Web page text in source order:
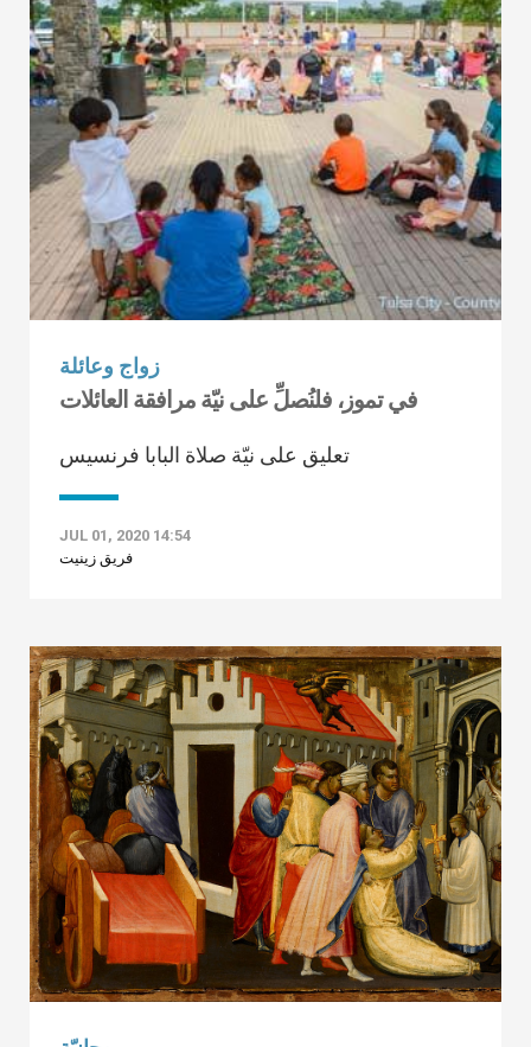
زواج وعائلة
في تموز، فلنُصلِّ على نيّة مرافقة العائلات
تعليق على نيّة صلاة البابا فرنسيس
JUL 01, 2020 14:54
فريق زينيت